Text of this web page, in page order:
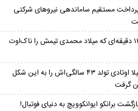
مستقیم ساماندهی نیروهای شرکتی
۱۲ دقیقه‌ای که میلاد محمدی تیمش را ناک‌اوت
لیلا اوتادی تولد ۴۳ سالگی‌اش را به این شکل
گرفت
برانکو ایوانکوویچ به دنیای فوتبال!